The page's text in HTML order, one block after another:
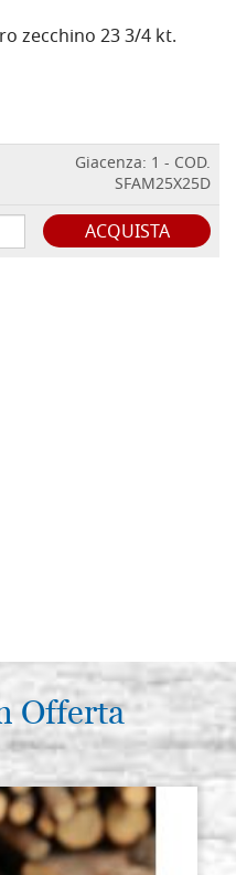
zecchino 23 3/4 kt.
Giacenza: 1 - COD.
SFAM25X25D
ACQUISTA
Offerta